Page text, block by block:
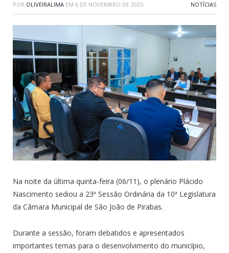
POR OLIVEIRALIMA EM 6 DE NOVEMBRO DE 2025 NOTÍCIAS
Na noite da última quinta-feira (06/11), o plenário Plácido
Nascimento sediou a 23ª Sessão Ordinária da 10ª Legislatura
da Câmara Municipal de São João de Pirabas.
Durante a sessão, foram debatidos e apresentados
importantes temas para o desenvolvimento do município,